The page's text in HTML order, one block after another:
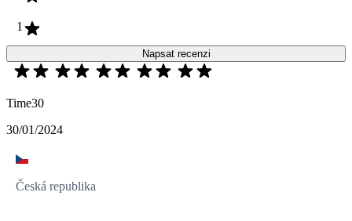
1
Napsat recenzi
Time30
30/01/2024
Česká republika